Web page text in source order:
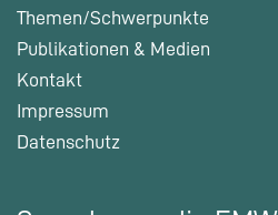
Themen/Schwerpunkte
Publikationen & Medien
Kontakt
Impressum
Datenschutz